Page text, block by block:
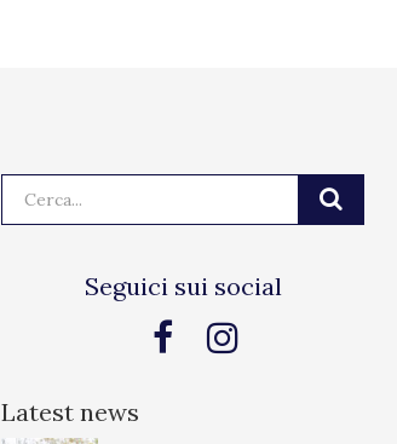
Seguici sui social
Latest news